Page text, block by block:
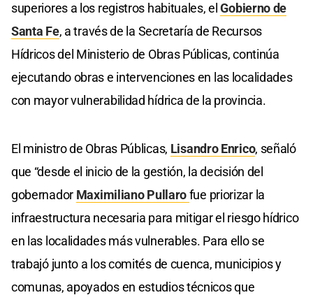
superiores a los registros habituales, elGobierno de
Santa Fe, a través de la Secretaría de Recursos
Hídricos del Ministerio de Obras Públicas, continúa
ejecutando obras e intervenciones en las localidades
con mayor vulnerabilidad hídrica de la provincia.
El ministro de Obras Públicas, Lisandro Enrico, señaló
que “desde el inicio de la gestión, la decisión del
gobernador Maximiliano Pullarofue priorizar la
infraestructura necesaria para mitigar el riesgo hídrico
en las localidades más vulnerables. Para ello se
trabajó junto a los comités de cuenca, municipios y
comunas, apoyados en estudios técnicos que